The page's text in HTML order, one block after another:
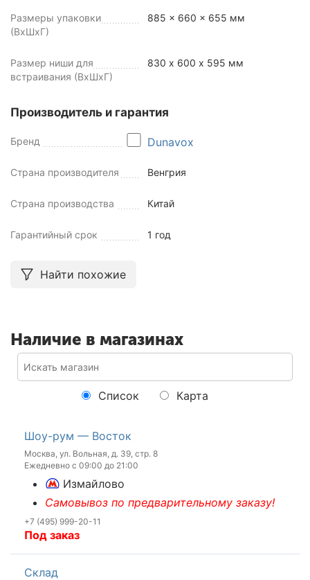
Размеры упаковки
(ВхШхГ)
885 x 660 x 655 мм
Размер ниши для
встраивания (ВхШхГ)
830 х 600 х 595 мм
Производитель и гарантия
Бренд Dunavox
Страна производителя Венгрия
Страна производства Китай
Гарантийный срок 1 год
Найти похожие
Наличие в магазинах
Список Карта
Шоу-рум — Восток
Москва, ул. Вольная, д. 39, стр. 8
Ежедневно с 09:00 до 21:00
Измайлово
Самовывоз по предварительному заказу!
+7 (495) 999-20-11
Под заказ
Склад